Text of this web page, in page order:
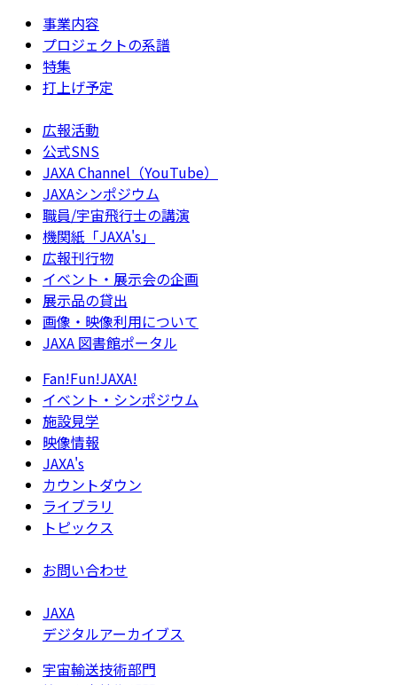
事業内容
プロジェクトの系譜
特集
打上げ予定
広報活動
公式SNS
JAXA Channel（YouTube）
JAXAシンポジウム
職員/宇宙飛行士の講演
機関紙「JAXA's」
広報刊行物
イベント・展示会の企画
展示品の貸出
画像・映像利用について
JAXA 図書館ポータル
Fan!Fun!JAXA!
イベント・シンポジウム
施設見学
映像情報
JAXA's
カウントダウン
ライブラリ
トピックス
お問い合わせ
JAXA
デジタルアーカイブス
宇宙輸送技術部門